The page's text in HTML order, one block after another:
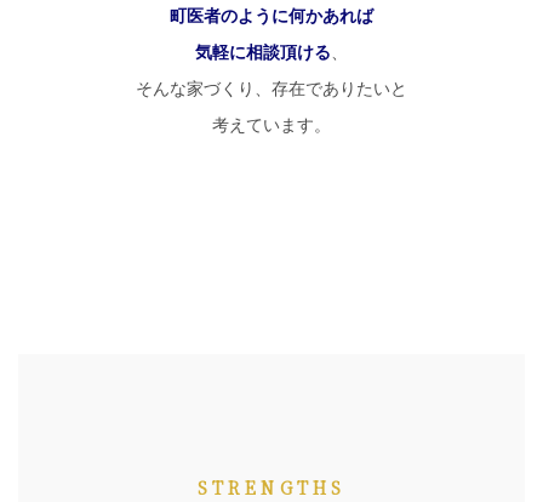
町医者のように何かあれば
気軽に相談頂ける、
そんな家づくり、存在でありたいと
考えています。
STRENGTHS